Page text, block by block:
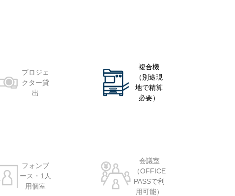
プロジェ
クター貸
出
複合機
（別途現
地で精算
必要）
フォンブ
ース・1人
用個室
会議室
（OFFICE
PASSで利
用可能）